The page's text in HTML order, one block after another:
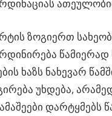
ზოგიერთ
ხაზს ნახევარ
უხდება,
დარტყმებს